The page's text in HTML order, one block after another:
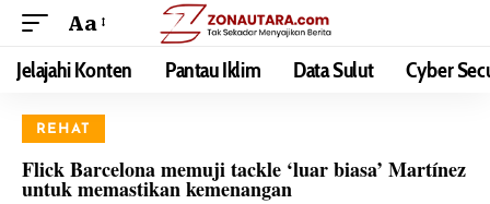
Aa
Jelajahi Konten Pantau Iklim Data Sulut Cyber
REHAT
Flick Barcelona memuji tackle ‘luar biasa’ Martínez
untuk memastikan kemenangan